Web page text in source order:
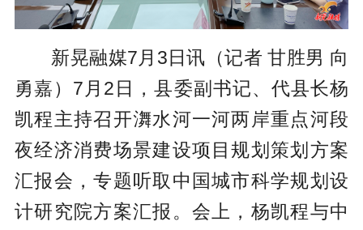
新晃融媒7月3日讯（记者 甘胜男 向
勇嘉）7月2日，县委副书记、代县长杨
凯程主持召开㵲水河一河两岸重点河段
夜经济消费场景建设项目规划策划方案
汇报会，专题听取中国城市科学规划设
计研究院方案汇报。会上，杨凯程与中